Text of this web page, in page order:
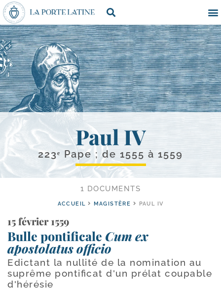
Paul IV
223ᵉ Pape ; de 1555 à 1559
1 DOCUMENTS
ACCUEIL MAGISTÈRE PAUL IV
15 février 1559
Bulle pontificale Cum ex
apostolatus officio
Edictant la nullité de la nomination au
suprême pontificat d'un prélat coupable
d'hérésie